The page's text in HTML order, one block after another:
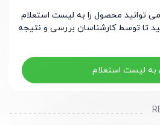
توانید محصول را به لیست استعلام
تا توسط کارشناسان بررسی و نتیجه
به لیست استعلام